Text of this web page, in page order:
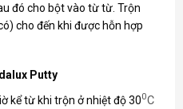
đó cho bột vào từ từ. Trộn
cho đến khi được hỗn hợp
Putty
kể từ khi trộn ở nhiệt độ 300C